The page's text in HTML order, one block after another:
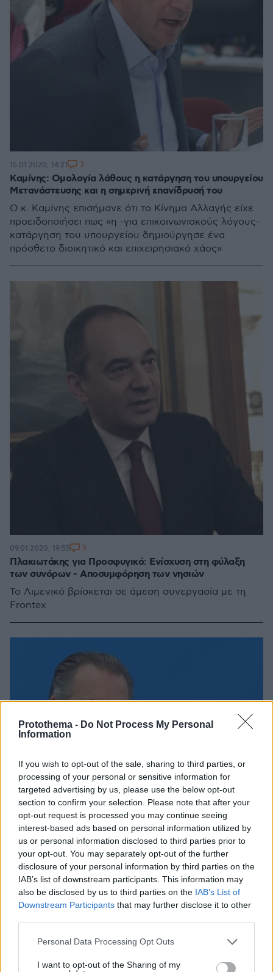
Protothema - Do Not Process My Personal
Information
If you wish to opt-out of the sale, sharing to third parties, or
processing of your personal or sensitive information for
targeted advertising by us, please use the below opt-out
section to confirm your selection. Please note that after your
opt-out request is processed you may continue seeing
interest-based ads based on personal information utilized by
us or personal information disclosed to third parties prior to
your opt-out. You may separately opt-out of the further
disclosure of your personal information by third parties on the
IAB’s list of downstream participants. This information may
also be disclosed by us to third parties on the IAB’s List of
Downstream Participants that may further disclose it to other
Please note that this website/app uses one or more Google
not limited to your visit or usage behaviour. You may click to
Personal Data Processing Opt Outs
I want to opt-out of the Sharing of my
Καμίνης: Ομολογία λάθους η κατάργηση του υπουργείου
Μετανάστευσης και η σημερινή επανίδρυσή του
Ο κ. Καμίνης επισήμανε ότι το Κίνημα Αλλαγής είχε
προειδοποιήσει πως «η -για επικοινωνιακούς λόγους-
κατάργηση του υπουργείου δημιούργησε ένα
πρόσθετο διοικητικό και επιχειρησιακό χάος»
15.01.2020, 14:21 3
Πλακιωτάκης για Προσφυγικό: Ενίσχυση στη φύλαξη
των συνόρων - Αποσυμφόρηση των νησιών
Το Λιμενικό βρίσκεται σε άμεση συνεργασία με τη
Frontex
09.01.2020, 19:55 5
Δηλώσεις σχετικά με τις απειλές της Τουρκίας για το
02.12.2019, 20:20 4